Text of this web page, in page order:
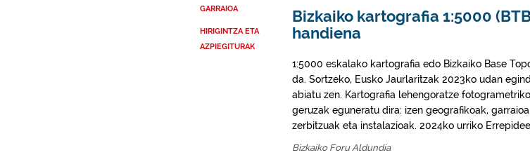
GARRAIOA
HIRIGINTZA ETA
AZPIEGITURAK
Bizkaiko kartografia 1:5000
handiena
1:5000 eskalako kartografia edo Bizkaiko Base
da. Sortzeko, Eusko Jaurlaritzak 2023ko udan
abiatu zen. Kartografia lehengoratze
geruzak eguneratu dira: izen geografikoak,
zerbitzuak eta instalazioak. 2024ko urriko
Bizkaiko Foru Aldundia